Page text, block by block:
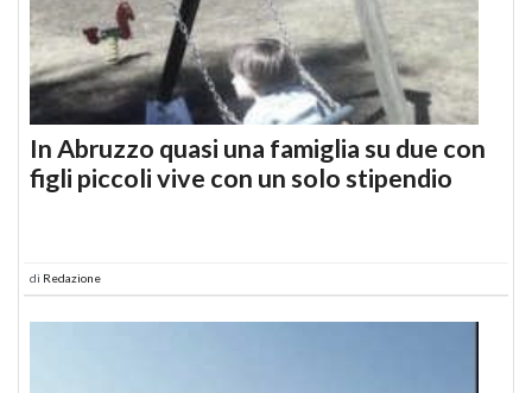
In Abruzzo quasi una famiglia su due con
figli piccoli vive con un solo stipendio
di Redazione